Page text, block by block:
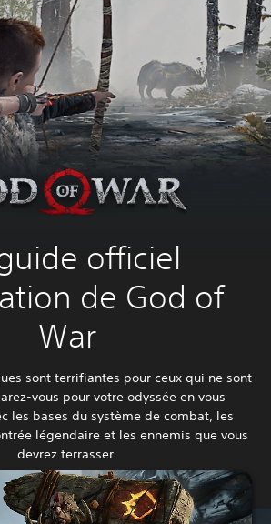
officiel
de God of
War
sont terrifiantes pour ceux qui ne sont
vous pour votre odyssée en vous
les bases du système de combat, les
légendaire et les ennemis que vous
devrez terrasser.